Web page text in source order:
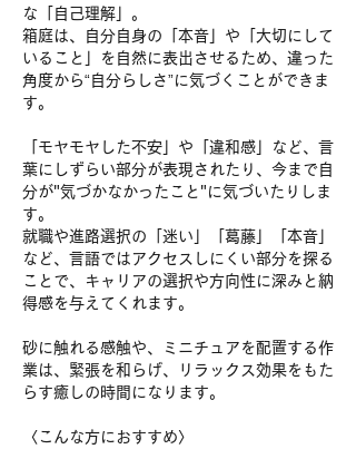
な「自己理解」。
箱庭は、自分自身の「本音」や「大切にして
いること」を自然に表出させるため、違った
角度から“自分らしさ”に気づくことができま
す。
「モヤモヤした不安」や「違和感」など、言
葉にしずらい部分が表現されたり、今まで自
分が"気づかなかったこと"に気づいたりしま
す。
就職や進路選択の「迷い」「葛藤」「本音」
など、言語ではアクセスしにくい部分を探る
ことで、キャリアの選択や方向性に深みと納
得感を与えてくれます。
砂に触れる感触や、ミニチュアを配置する作
業は、緊張を和らげ、リラックス効果をもた
らす癒しの時間になります。
〈こんな方におすすめ〉